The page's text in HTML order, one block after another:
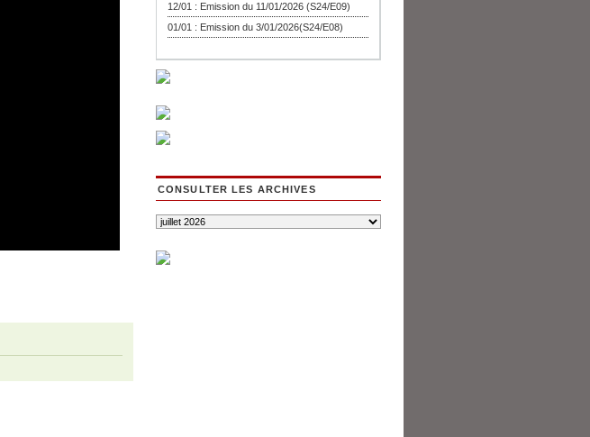
12/01 : Emission du 11/01/2026 (S24/E09)
01/01 : Emission du 3/01/2026(S24/E08)
CONSULTER LES ARCHIVES